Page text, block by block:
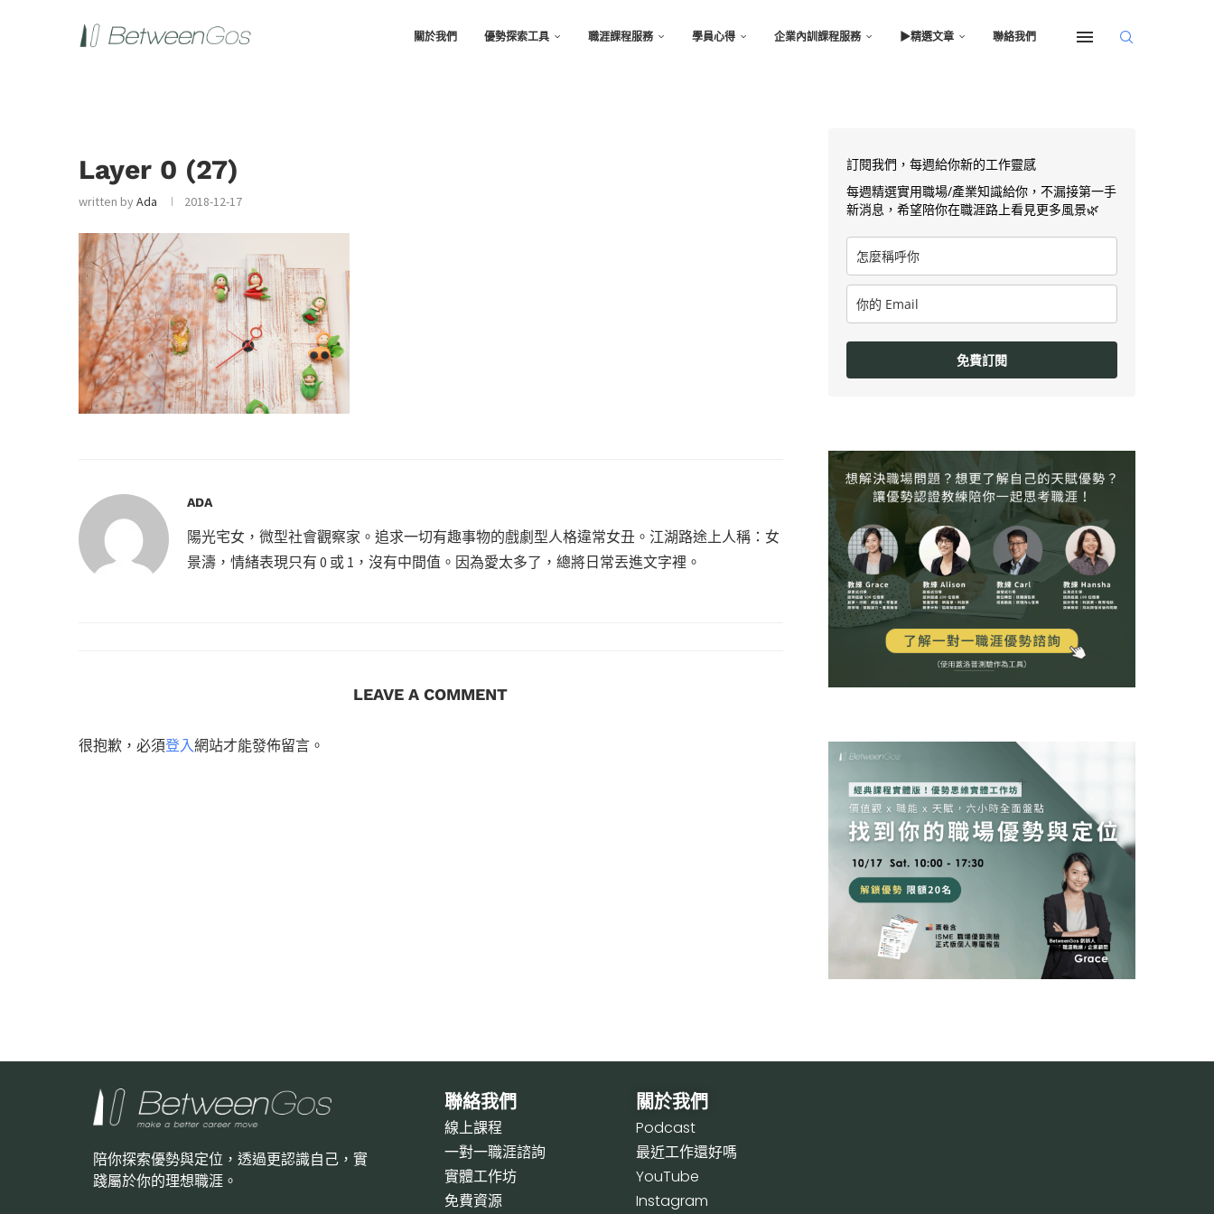
關於我們 優勢探索工具 職涯課程服務 學員心得 企業內訓課程服務 ▶︎精選文章 聯絡我們
Layer 0 (27)
written byAda 2018-12-17
ADA
陽光宅女，微型社會觀察家。追求一切有趣事物的戲劇型人格違常女丑。江湖路途上人稱：女
景濤，情緒表現只有 0 或 1，沒有中間值。因為愛太多了，總將日常丟進文字裡。
LEAVE A COMMENT
很抱歉，必須登入網站才能發佈留言。
訂閱我們，每週給你新的工作靈感
每週精選實用職場/產業知識給你，不漏接第一手
新消息，希望陪你在職涯路上看見更多風景🌿
免費訂閱
陪你探索優勢與定位，透過更認識自己，實
踐屬於你的理想職涯。
聯絡我們
線上課程
一對一職涯諮詢
實體工作坊
免費資源
關於我們
Podcast
最近工作還好嗎
YouTube
Instagram